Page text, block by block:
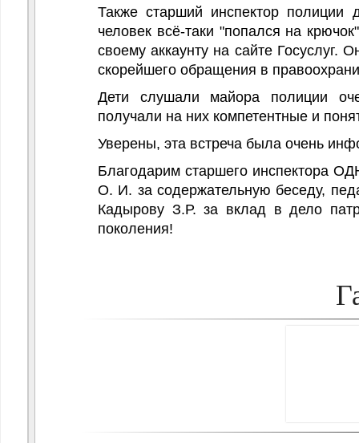
Также старший инспектор полиции
человек всё-таки "попался на
своему аккаунту на сайте Госуслуг.
скорейшего обращения в
Дети слушали майора полиции
получали на них компетентные и
Уверены, эта встреча была очень
Благодарим старшего инспектора
О. И. за содержательную беседу,
Кадырову З.Р. за вклад в дело
поколения!